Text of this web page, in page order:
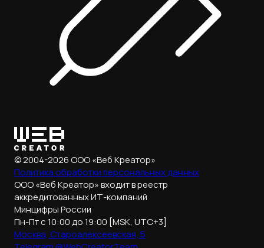
© 2004-2026 ООО «Веб Креатор»
Политика обработкиперсональных данных
ООО «Веб Креатор» входит в реестр
аккредитованных ИТ-компаний
Минцифры России
Пн-Пт с 10:00 до 19:00 [MSK, UTC+3]
Москва, Староалексеевская, 5